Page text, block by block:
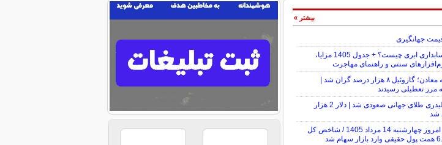
قیمت جهانگیری
نرم‌افزار حسابداری ابری چیست؟ + جدول 1405 مزایا،
سنتی و راهنمای مهاجرت
شوک تازه به معادن؛ گازوئیل ۸ هزار درصد گران شد |
مرز تعطیلی رسیدند
بازار طلا با لیدری طلای جهانی صعودی شد | دلار 2 هزار
شد
پایان بورس امروز چهارشنبه 14 مرداد 1405 / شاخص کل
بیشتر »